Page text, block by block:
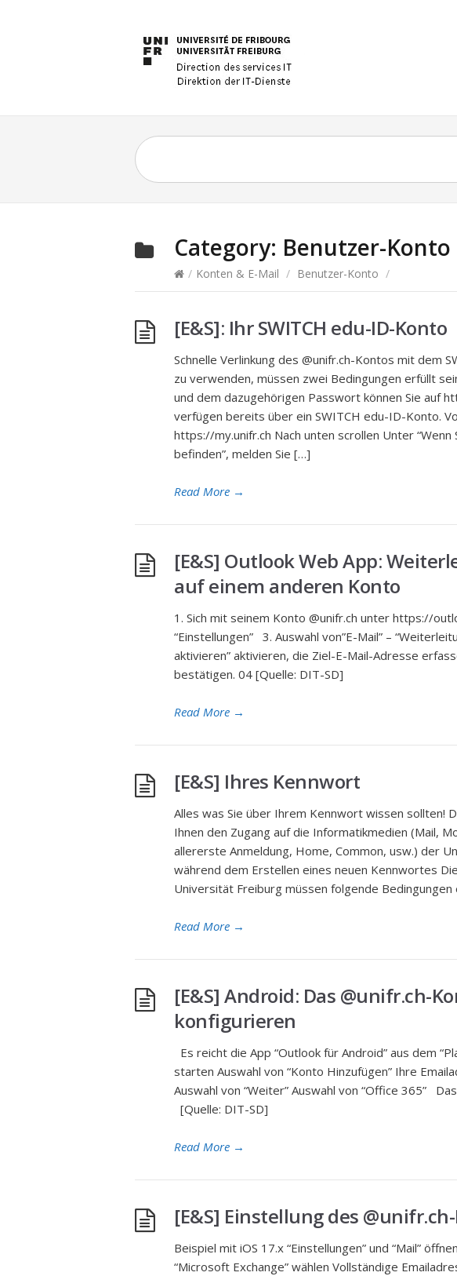
Category: Benutzer-Konto
/ Konten & E-Mail / Benutzer-Konto /
[E&S]: Ihr SWITCH edu-ID-Konto
Schnelle Verlinkung des @unifr.ch-Kontos mit dem
zu verwenden, müssen zwei Bedingungen erfüllt
und dem dazugehörigen Passwort können Sie auf
verfügen bereits über ein SWITCH edu-ID-Konto.
https://my.unifr.ch Nach unten scrollen Unter “Wenn
befinden”, melden Sie […]
Read More →
[E&S] Outlook Web App:
auf einem anderen Konto
1. Sich mit seinem Konto @unifr.ch unter https://
“Einstellungen” 3. Auswahl von”E-Mail” –
aktivieren” aktivieren, die Ziel-E-Mail-Adresse
bestätigen. 04 [Quelle: DIT-SD]
Read More →
[E&S] Ihres Kennwort
Alles was Sie über Ihrem Kennwort wissen sollten!
Ihnen den Zugang auf die Informatikmedien (Mail,
allererste Anmeldung, Home, Common, usw.) der
während dem Erstellen eines neuen Kennwortes
Universität Freiburg müssen folgende Bedingungen
Read More →
[E&S] Android: Das @unifr.ch-
konfigurieren
Es reicht die App “Outlook für Android” aus dem
starten Auswahl von “Konto Hinzufügen” Ihre
Auswahl von “Weiter” Auswahl von “Office 365”
[Quelle: DIT-SD]
Read More →
[E&S] Einstellung des
Beispiel mit iOS 17.x “Einstellungen” und “Mail”
“Microsoft Exchange” wählen Vollständige